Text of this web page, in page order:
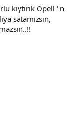
kıytırık Opell ‘in
satamızsın,